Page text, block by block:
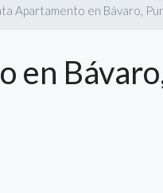
Apartamento en Bávaro,
en